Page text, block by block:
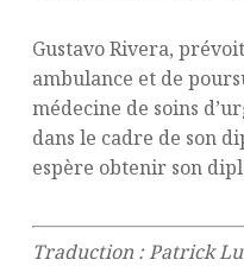
Gustavo Rivera,
ambulance et de
médecine de soins
dans le cadre de son
espère obtenir son
Traduction : Patrick